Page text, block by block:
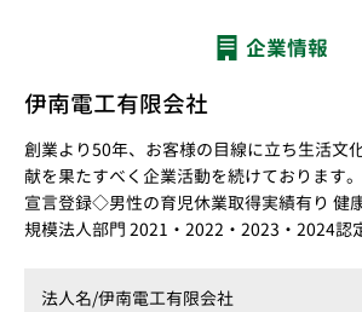
企業情報
伊南電工有限会社
創業より50年、お客様の目線に立ち生活文
献を果たすべく企業活動を続けております
宣言登録◇男性の育児休業取得実績有り 健
規模法人部門 2021・2022・2023・2024認
法人名/伊南電工有限会社